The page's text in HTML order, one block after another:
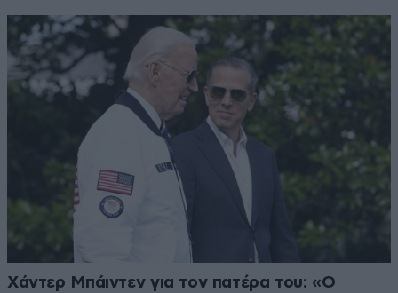
Χάντερ Μπάιντεν για τον πατέρα του: «Ο